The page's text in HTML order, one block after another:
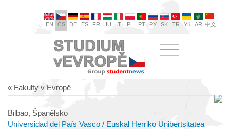
EN CS DE ES FR HU IT PL PT РУ SK TR УК AR 中文
« Fakulty v Evropě
Bilbao, Španělsko
Universidad del País Vasco / Euskal Herriko Unibertsitatea